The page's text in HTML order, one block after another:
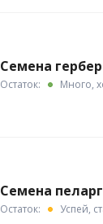
Семена
Остаток: Много,
Семена
Остаток: Успей,